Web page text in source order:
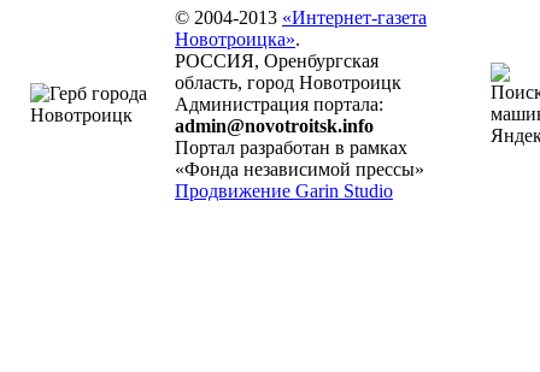
© 2004-2013 «Интернет-газета
Новотроицка».
РОССИЯ, Оренбургская
область, город Новотроицк
Администрация портала:
admin@novotroitsk.info
Портал разработан в рамках
«Фонда независимой прессы»
Продвижение Garin Studio